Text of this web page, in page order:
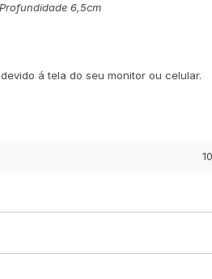
6,5cm
á tela do seu monitor ou celular.